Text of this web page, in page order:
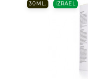
30ML. IZRAEL